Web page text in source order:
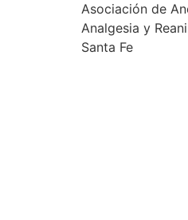
Asociación de
Analgesia y
Santa Fe